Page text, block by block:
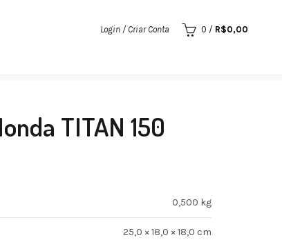
Login / Criar Conta 0 / R$0,00
TITAN 150
0,500 kg
25,0 × 18,0 × 18,0 cm